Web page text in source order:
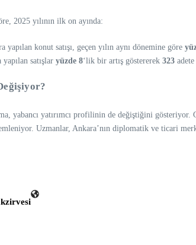
2025 yılının ilk on ayında:
yapılan konut satışı, geçen yılın aynı dönemine göre
yapılan satışlar yüzde 8‘lik bir artış göstererek 323 adete
yabancı yatırımcı profilinin de değiştiğini
Uzmanlar, Ankara’nın diplomatik ve ticari